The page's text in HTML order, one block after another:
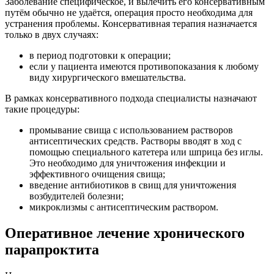
путём обычно не удаётся, операция просто необходима для
устранения проблемы. Консервативная терапия назначается
только в двух случаях:
в период подготовки к операции;
если у пациента имеются противопоказания к любому
виду хирургического вмешательства.
В рамках консервативного подхода специалисты назначают
такие процедуры:
промывание свища с использованием растворов
антисептических средств. Растворы вводят в ход с
помощью специального катетера или шприца без иглы.
Это необходимо для уничтожения инфекции и
эффективного очищения свища;
введение антибиотиков в свищ для уничтожения
возбудителей болезни;
микроклизмы с антисептическим раствором.
Оперативное лечение хронического
парапроктита